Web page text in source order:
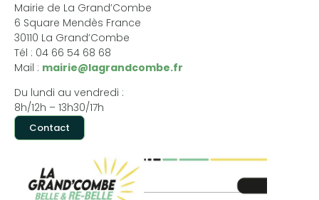
Mairie de La Grand’Combe
6 Square Mendès France
30110 La Grand’Combe
Tél : 04 66 54 68 68
Mail : mairie@lagrandcombe.fr
Du lundi au vendredi :
8h/12h – 13h30/17h
Contact